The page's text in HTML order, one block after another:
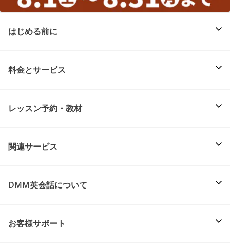
はじめる前に
料金とサービス
レッスン予約・教材
関連サービス
DMM英会話について
お客様サポート